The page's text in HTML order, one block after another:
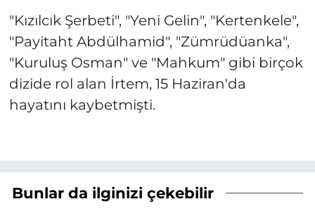
"Kızılcık Şerbeti", "Yeni Gelin", "Kertenkele",
"Payitaht Abdülhamid", "Zümrüdüanka",
"Kuruluş Osman" ve "Mahkum" gibi birçok
dizide rol alan İrtem, 15 Haziran'da
hayatını kaybetmişti.
Bunlar da ilginizi çekebilir